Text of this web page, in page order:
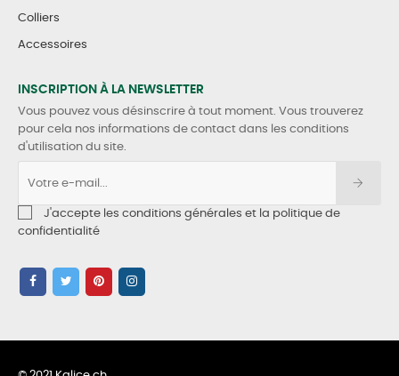
Colliers
Accessoires
INSCRIPTION À LA NEWSLETTER
Vous pouvez vous désinscrire à tout moment. Vous trouverez
pour cela nos informations de contact dans les conditions
d'utilisation du site.
J'accepte les conditions générales et la politique de
confidentialité